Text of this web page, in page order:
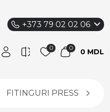
+373 79 02 02 06
0 MDL
FITINGURI PRESS